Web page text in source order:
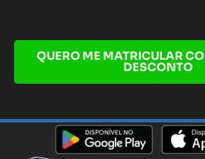
QUERO ME MATRICULAR
DESCONTO